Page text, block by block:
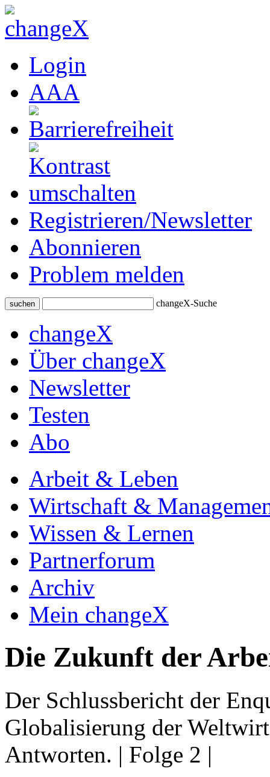
Login
AAA
Registrieren/Newsletter
Abonnieren
Problem melden
suchen changeX-Suche
changeX
Über changeX
Newsletter
Testen
Abo
Arbeit & Leben
Wirtschaft &
Wissen & Lernen
Partnerforum
Archiv
Mein changeX
Die Zukunft der
Der Schlussbericht der
Globalisierung der
Antworten. | Folge 2 |